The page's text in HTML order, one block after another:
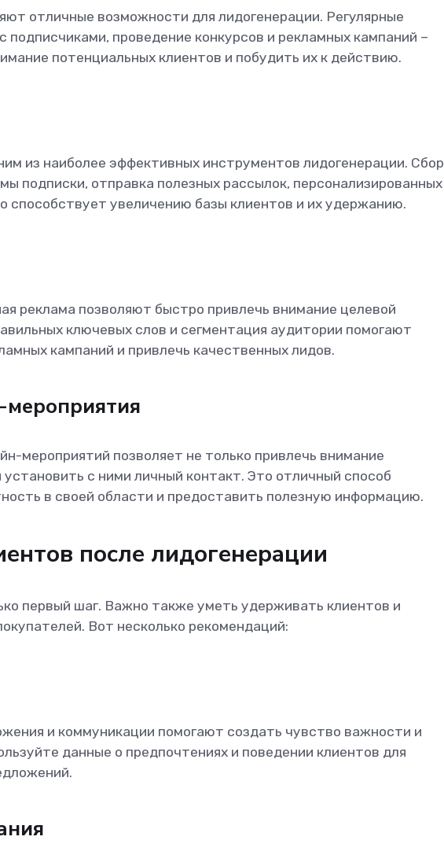
отличные возможности для лидогенерации. Регулярные
подписчиками, проведение конкурсов и рекламных кампаний –
потенциальных клиентов и побудить их к действию.
из наиболее эффективных инструментов лидогенерации. Сбор
подписки, отправка полезных рассылок, персонализированных
способствует увеличению базы клиентов и их удержанию.
реклама позволяют быстро привлечь внимание целевой
ключевых слов и сегментация аудитории помогают
кампаний и привлечь качественных лидов.
мероприятий позволяет не только привлечь внимание
с ними личный контакт. Это отличный способ
в своей области и предоставить полезную информацию.
после лидогенерации
первый шаг. Важно также уметь удерживать клиентов и
Вот несколько рекомендаций:
и коммуникации помогают создать чувство важности и
данные о предпочтениях и поведении клиентов для